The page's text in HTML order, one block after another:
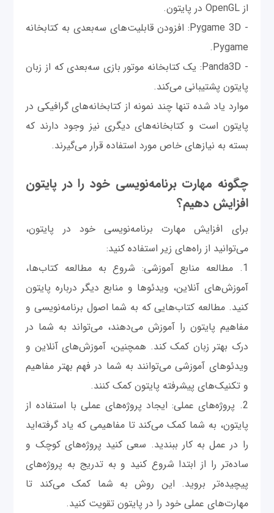
از OpenGL در پایتون.
- Pygame 3D: افزودن قابلیت‌های سه‌بعدی به کتابخانه
Pygame.
- Panda3D: یک کتابخانه موتور بازی سه‌بعدی که از زبان
پایتون پشتیبانی می‌کند.
موارد یاد شده تنها چند نمونه از کتابخانه‌های گرافیکی در
پایتون است و کتابخانه‌های دیگری نیز وجود دارند که
بسته به نیازهای خاص مورد استفاده قرار می‌گیرند.
چگونه مهارت برنامه‌نویسی خود را در پایتون
افزایش دهیم؟
برای افزایش مهارت برنامه‌نویسی خود در پایتون،
می‌توانید از راه‌های زیر استفاده کنید:
1. مطالعه منابع آموزشی: شروع به مطالعه کتاب‌ها،
آموزش‌های آنلاین، ویدئوها و منابع دیگر درباره پایتون
کنید. مطالعه کتاب‌هایی که به شما اصول برنامه‌نویسی و
مفاهیم پایتون را آموزش می‌دهند، می‌تواند به شما در
درک بهتر زبان کمک کند. همچنین، آموزش‌های آنلاین و
ویدئوهای آموزشی می‌توانند به شما در فهم بهتر مفاهیم
و تکنیک‌های پیشرفته پایتون کمک کنند.
2. پروژه‌های عملی: ایجاد پروژه‌های عملی با استفاده از
پایتون، به شما کمک می‌کند تا مفاهیمی که یاد گرفته‌اید
را در عمل به کار ببندید. سعی کنید پروژه‌های کوچک و
ساده‌تر را از ابتدا شروع کنید و به تدریج به پروژه‌های
پیچیده‌تر بروید. این روش به شما کمک می‌کند تا
مهارت‌های عملی خود را در پایتون تقویت کنید.